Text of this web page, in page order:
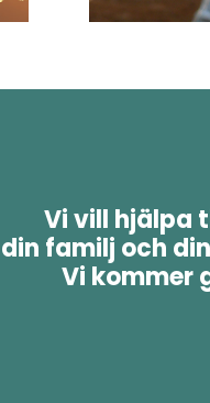
Vi vill hjälpa
din familj och
Vi kommer